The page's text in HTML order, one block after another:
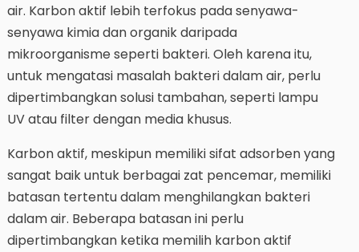
air. Karbon aktif lebih terfokus pada senyawa-
senyawa kimia dan organik daripada
mikroorganisme seperti bakteri. Oleh karena itu,
untuk mengatasi masalah bakteri dalam air, perlu
dipertimbangkan solusi tambahan, seperti lampu
UV atau filter dengan media khusus.
Karbon aktif, meskipun memiliki sifat adsorben yang
sangat baik untuk berbagai zat pencemar, memiliki
batasan tertentu dalam menghilangkan bakteri
dalam air. Beberapa batasan ini perlu
dipertimbangkan ketika memilih karbon aktif